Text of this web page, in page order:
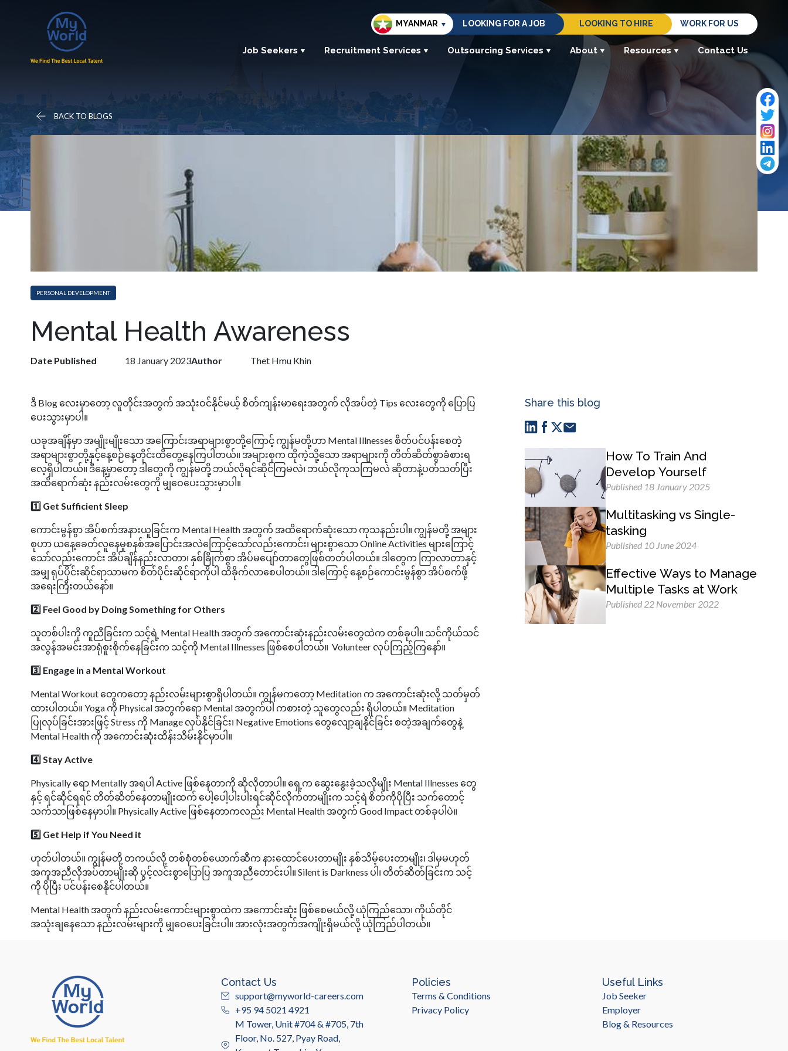
MYANMAR LOOKING FOR A JOB LOOKING TO HIRE WORK FOR US
Job Seekers Recruitment Services Outsourcing Services About Resources Contact Us
BACK TO BLOGS
PERSONAL DEVELOPMENT
Mental Health Awareness
Date Published 18 January 2023Author Thet Hmu Khin
​ဒီ Blog လေးမှာတော့ လူတိုင်းအတွက် အသုံးဝင်နိုင်မယ့် စိတ်ကျန်းမာရေးအတွက် လိုအပ်တဲ့ Tips လေးတွေကို ပြောပြ
ပေးသွားမှာပါ။ ​
ယခုအချိန်မှာ အမျိုးမျိုးသော အကြောင်းအရာများစွာတို့ကြောင့် ကျွန်မတို့ဟာ Mental Illnesses စိတ်ပင်ပန်းစေတဲ့
အရာများစွာတို့နှင့်နေ့စဉ်နေ့တိုင်းထိတွေ့နေကြပါတယ်။ အများစုက ထိုကဲ့သို့သော အရာများကို တိတ်ဆိတ်စွာခံစားရ
လေ့ရှိပါတယ်။ ဒီနေ့မှာတော့ ဒါတွေကို ကျွန်မတို့ ဘယ်လိုရင်ဆိုင်ကြမလဲ၊ ဘယ်လိုကုသကြမလဲ ဆိုတာနဲ့ပတ်သတ်ပြီး
အထိရောက်ဆုံး နည်းလမ်းတွေကို မျှဝေပေးသွားမှာပါ။ ​
1️⃣ Get Sufficient Sleep
​ကောင်းမွန်စွာ အိပ်စက်အနားယူခြင်းက Mental Health အတွက် အထိရောက်ဆုံးသော ကုသနည်းပါ။ ကျွန်မတို့ အများ
စုဟာ ယနေ့ခေတ်လူနေမှုစနစ်အပြောင်းအလဲကြောင့်သော်လည်းကောင်း၊ များစွာသော Online Activities များကြောင့်
သော်လည်းကောင်း အိပ်ချိန်နည်းလာတာ၊ နှစ်ခြိုက်စွာ အိပ်မပျော်တာတွေဖြစ်တတ်ပါတယ်။ ဒါတွေက ကြာလာတာနှင့်
အမျှ ရုပ်ပိုင်းဆိုင်ရာသာမက စိတ်ပိုင်းဆိုင်ရာကိုပါ ထိခိုက်လာစေပါတယ်။ ဒါကြောင့် နေ့စဉ်ကောင်းမွန်စွာ အိပ်စက်ဖို့
အရေးကြီးတယ်နော်။ ​
2️⃣ Feel Good by Doing Something for Others
သူတစ်ပါးကို ကူညီခြင်းက သင့်ရဲ့ Mental Health အတွက် အကောင်းဆုံးနည်းလမ်းတွေထဲက တစ်ခုပါ။ သင်ကိုယ်သင်
အလွန်အမင်းအာရုံစူးစိုက်နေခြင်းက သင့်ကို Mental Illnesses ဖြစ်စေပါတယ်။ Volunteer လုပ်ကြည့်ကြနော်။ ​
3️⃣ Engage in a Mental Workout
Mental Workout တွေကတော့ နည်းလမ်းများစွာရှိပါတယ်။ ကျွန်မကတော့ Meditation က အကောင်းဆုံးလို့ သတ်မှတ်
ထားပါတယ်။ Yoga ကို Physical အတွက်ရော Mental အတွက်ပါ ကစားတဲ့ သူတွေလည်း ရှိပါတယ်။ Meditation
ပြုလုပ်ခြင်းအားဖြင့် Stress ကို Manage လုပ်နိုင်ခြင်း၊ Negative Emotions တွေလျော့ချနိုင်ခြင်း စတဲ့အချက်တွေနဲ့
Mental Health ကို အကောင်းဆုံးထိန်းသိမ်းနိုင်မှာပါ။ ​
4️⃣ Stay Active​
Physically ရော Mentally အရပါ Active ဖြစ်နေတာကို ဆိုလိုတာပါ။ ရှေ့က ဆွေးနွေးခဲ့သလိုမျိုး Mental Illnesses တွေ
နှင့် ရင်ဆိုင်ရရင် တိတ်ဆိတ်နေတာမျိုးထက် ပေါ့ပေါ့ပါးပါးရင်ဆိုင်လိုက်တာမျိုးက သင့်ရဲ စိတ်ကိုပိုပြီး သက်တောင့်
သက်သာဖြစ်နေမှာပါ။ Physically Active ဖြစ်နေတာကလည်း Mental Health အတွက် Good Impact တစ်ခုပါပဲ။ ​
5️⃣ Get Help if You Need it
ဟုတ်ပါတယ်။ ကျွန်မတို့ တကယ်လို့ တစ်စုံတစ်ယောက်ဆီက နားထောင်ပေးတာမျိုး နှစ်သိမ့်ပေးတာမျိုး၊ ဒါမှမဟုတ်
အကူအညီလိုအပ်တာမျိုးဆို ပွင့်လင်းစွာပြောပြ အကူအညီတောင်းပါ။ Silent is Darkness ပါ၊ တိတ်ဆိတ်ခြင်းက သင့်
ကို ပိုပြီး ပင်ပန်းစေနိုင်ပါတယ်။
​Mental Health အတွက် နည်းလမ်းကောင်းများစွာထဲက အကောင်းဆုံး ဖြစ်စေမယ်လို့ ယုံကြည်သော၊ ကိုယ်တိုင်
အသုံးချနေသော နည်းလမ်းများကို မျှဝေပေးခြင်းပါ။ အားလုံးအတွက်အကျိုးရှိမယ်လို့ ယုံကြည်ပါတယ်။
Share this blog
How To Train And
Develop Yourself
Published 18 January 2025
Multitasking vs Single-
tasking
Published 10 June 2024
Effective Ways to Manage
Multiple Tasks at Work
Published 22 November 2022
Contact Us
support@myworld-careers.com
+95 94 5021 4921
M Tower, Unit #704 & #705, 7th
Floor, No. 527, Pyay Road,
Policies
Terms & Conditions
Privacy Policy
Useful Links
Job Seeker
Employer
Blog & Resources